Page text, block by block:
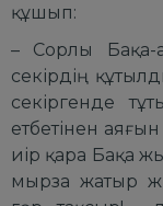
құшып:
– Сорлы Бақа-
секірдің
секіргенде
етбетінен
иір қара Бақа
мырза жатыр